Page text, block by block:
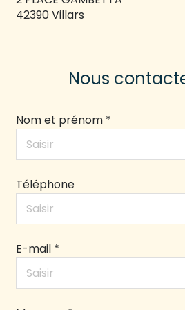
42390 Villars
Nous
Nom et prénom *
Téléphone
E-mail *